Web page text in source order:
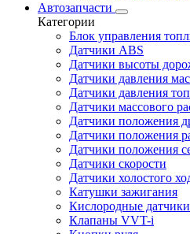
Автозапчасти
Категории
Блок управления
Датчики ABS
Датчики высоты
Датчики давления
Датчики давления
Датчики массового
Датчики положения
Датчики положения
Датчики положения
Датчики скорости
Датчики холостого
Катушки зажигания
Кислородные датчики
Клапаны VVT-i